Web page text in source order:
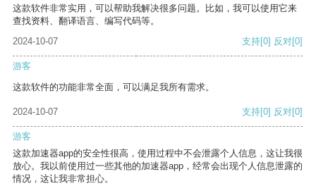
这款软件非常实用，可以帮助我解决很多问题。比如，我可以使用它来
查找资料、翻译语言、编写代码等。
2024-10-07
支持[0] 反对[0]
游客
这款软件的功能非常全面，可以满足我所有需求。
2024-10-07 支持[0] 反对[0]
游客
这款加速器app的安全性很高，使用过程中不会泄露个人信息，这让我很
放心。我以前使用过一些其他的加速器app，经常会出现个人信息泄露的
情况，这让我非常担心。